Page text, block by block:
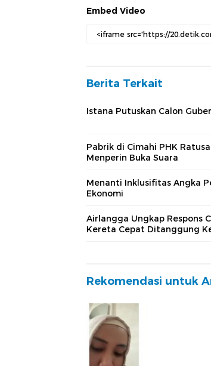
Embed Video
Berita Terkait
Istana Putuskan Calon
Pabrik di Cimahi PHK
Menperin Buka Suara
Menanti Inklusifitas Angka
Ekonomi
Airlangga Ungkap Respons
Kereta Cepat Ditanggung
Rekomendasi untuk